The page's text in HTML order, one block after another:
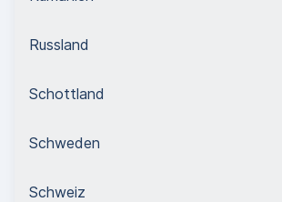
Russland
Schottland
Schweden
Schweiz